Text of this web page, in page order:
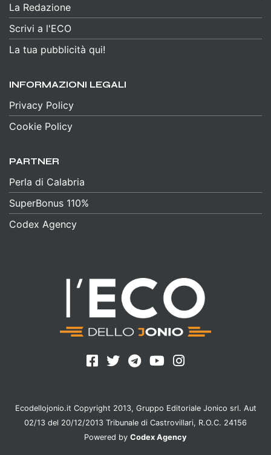
La Redazione
Scrivi a l'ECO
La tua pubblicità qui!
INFORMAZIONI LEGALI
Privacy Policy
Cookie Policy
PARTNER
Perla di Calabria
SuperBonus 110%
Codex Agency
Ecodellojonio.it Copyright 2013, Gruppo Editoriale Jonico srl. Aut
02/13 del 20/12/2013 Tribunale di Castrovillari, R.O.C. 24156
Powered by Codex Agency